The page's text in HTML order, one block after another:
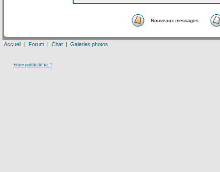
Nouveaux messages
Accueil | Forum | Chat | Galeries photos
Votre publicité ici ?